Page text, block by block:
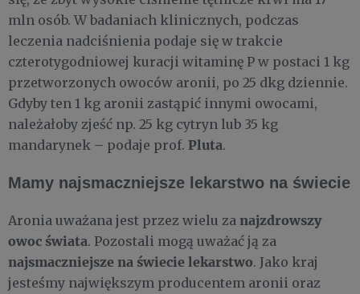
mln osób. W badaniach klinicznych, podczas
leczenia nadciśnienia podaje się w trakcie
czterotygodniowej kuracji witaminę P w postaci 1 kg
przetworzonych owoców aronii, po 25 dkg dziennie.
Gdyby ten 1 kg aronii zastąpić innymi owocami,
należałoby zjeść np. 25 kg cytryn lub 35 kg
mandarynek – podaje prof. Pluta.
Mamy najsmaczniejsze lekarstwo na świecie
Aronia uważana jest przez wielu za najzdrowszy
owoc świata. Pozostali mogą uważać ją za
najsmaczniejsze na świecie lekarstwo. Jako kraj
jesteśmy największym producentem aronii oraz